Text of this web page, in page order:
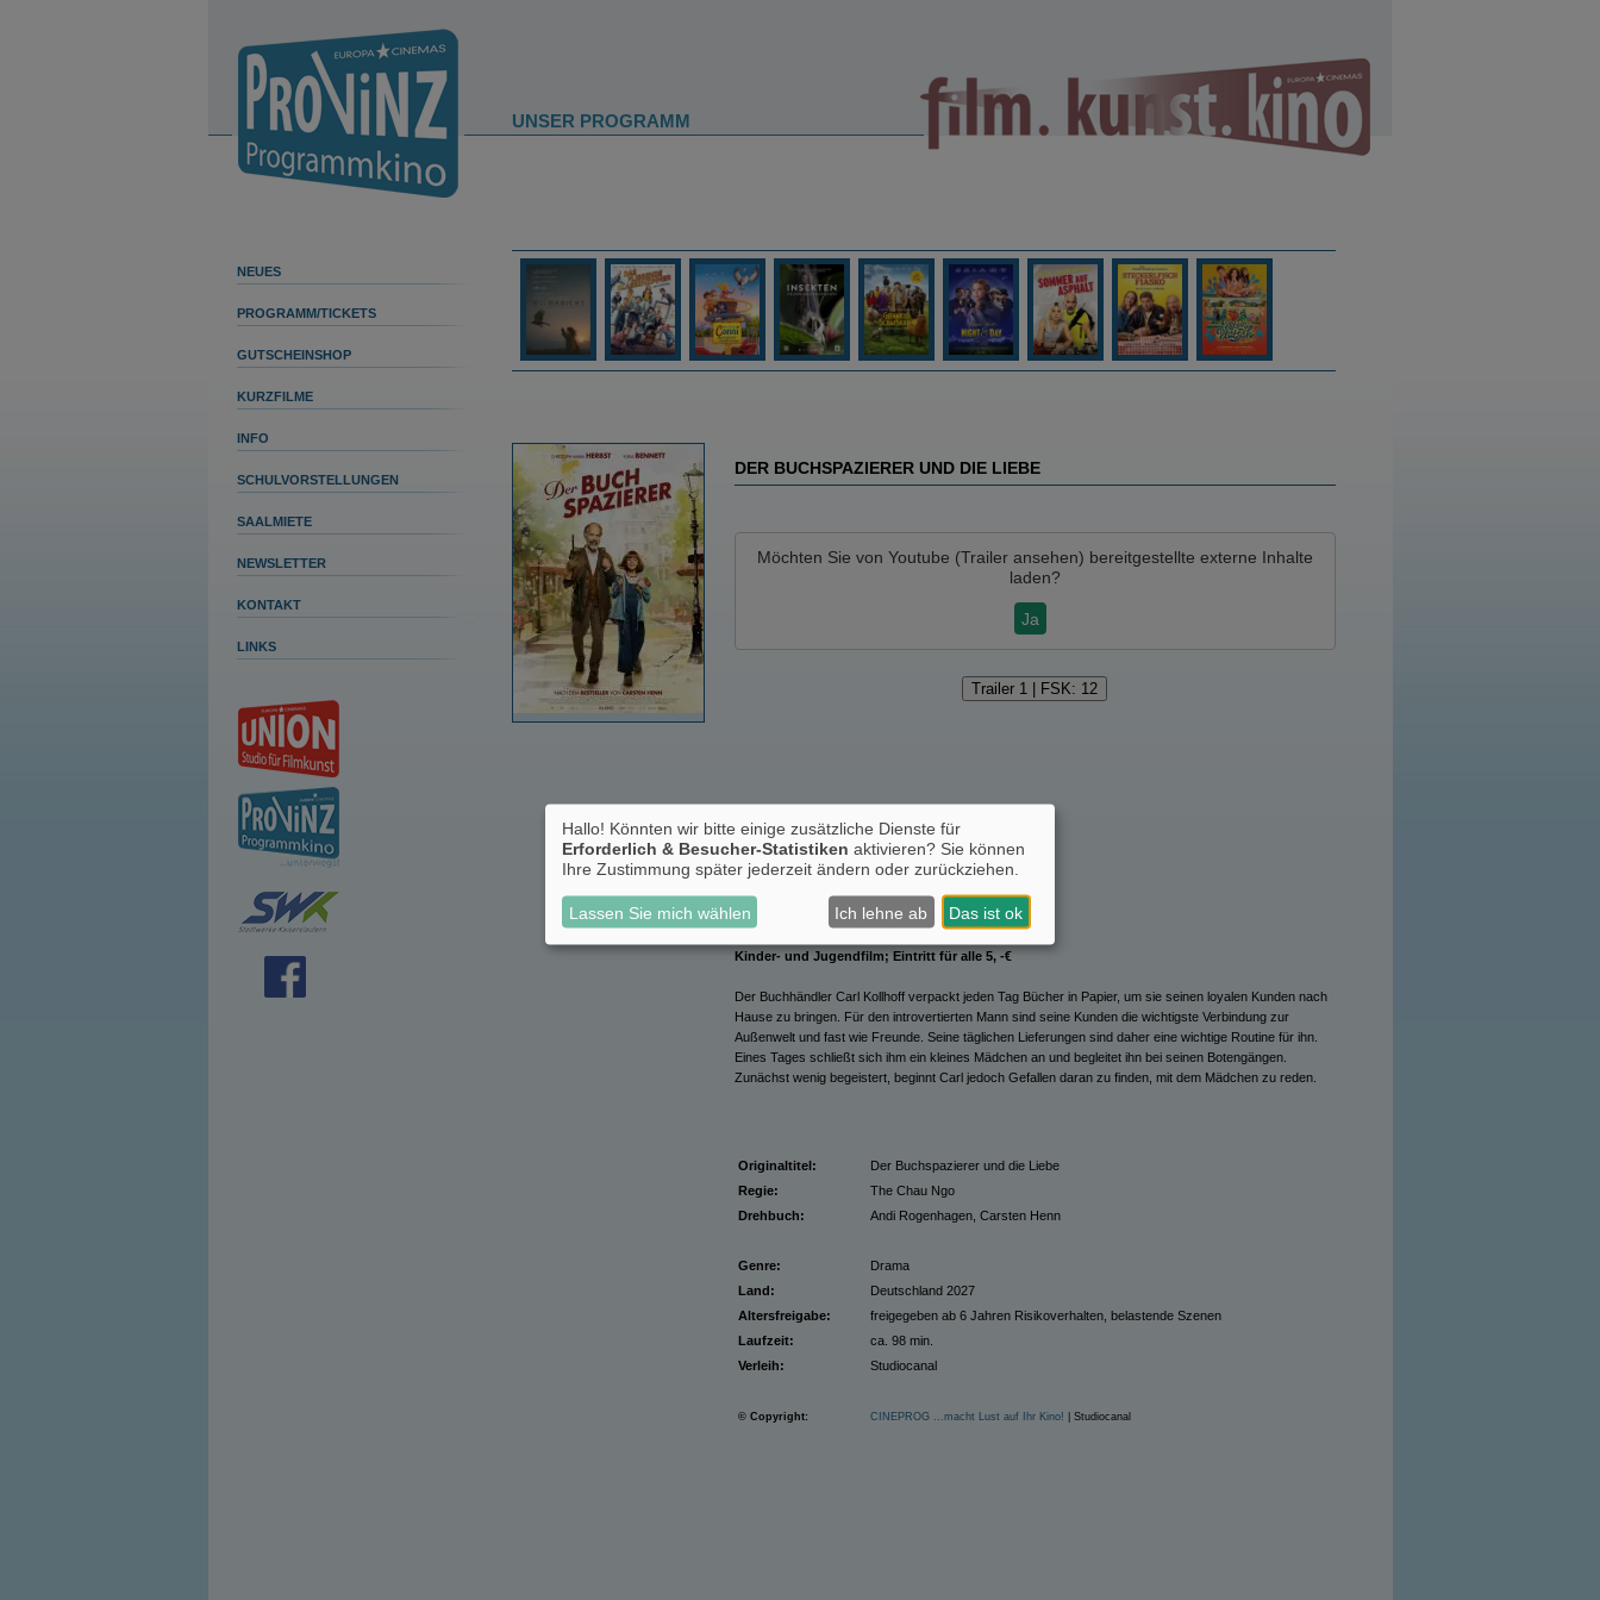
NEUES
PROGRAMM/TICKETS
GUTSCHEINSHOP
KURZFILME
INFO
SCHULVORSTELLUNGEN
SAALMIETE
NEWSLETTER
KONTAKT
LINKS
UNSER PROGRAMM
DER BUCHSPAZIERER UND DIE LIEBE
Möchten Sie von Youtube (Trailer ansehen) bereitgestellte externe Inhalte
laden?
Ja
Trailer 1 | FSK: 12
Kinder- und Jugendfilm; Eintritt für alle 5, -€
Der Buchhändler Carl Kollhoff verpackt jeden Tag Bücher in Papier, um sie seinen loyalen Kunden nach
Hause zu bringen. Für den introvertierten Mann sind seine Kunden die wichtigste Verbindung zur
Außenwelt und fast wie Freunde. Seine täglichen Lieferungen sind daher eine wichtige Routine für ihn.
Eines Tages schließt sich ihm ein kleines Mädchen an und begleitet ihn bei seinen Botengängen.
Zunächst wenig begeistert, beginnt Carl jedoch Gefallen daran zu finden, mit dem Mädchen zu reden.
Originaltitel:
Der Buchspazierer und die Liebe
Regie:
The Chau Ngo
Drehbuch:
Andi Rogenhagen, Carsten Henn
Genre:
Drama
Land:
Deutschland 2027
Altersfreigabe:
freigegeben ab 6 Jahren Risikoverhalten, belastende Szenen
Laufzeit:
ca. 98 min.
Verleih:
Studiocanal
© Copyright: CINEPROG ...macht Lust auf Ihr Kino! | Studiocanal
Hallo! Könnten wir bitte einige zusätzliche Dienste für
Erforderlich & Besucher-Statistiken aktivieren? Sie können
Ihre Zustimmung später jederzeit ändern oder zurückziehen.
Lassen Sie mich wählen Ich lehne ab Das ist ok